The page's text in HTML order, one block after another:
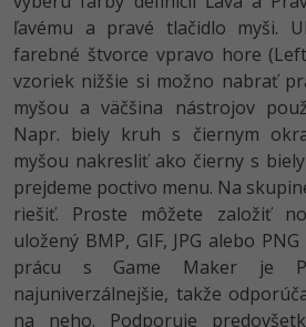
Business
Copywriting -30%
MS Office -80%
Google Dokumenty
Time management
Fórum
Adobe XD -15%
Adobe InDesign -25%
Adobe After Effects
Blender -80%
Inkscape
Fotografovanie -80%
ľavému a pravé tlačidlo myši.
farebné štvorce vpravo hore
vzoriek nižšie si možno nabrať
myšou a väčšina nástrojov
Napr. biely kruh s čiernym
myšou nakresliť ako čierny s
prejdeme poctivo menu. Na
riešiť. Proste môžete založiť
uložený BMP, GIF, JPG alebo
prácu s Game Maker je
najuniverzálnejšie, takže
na neho. Podporuje